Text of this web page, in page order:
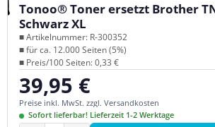
Tonoo® Toner ersetzt Brother
Schwarz XL
■ Artikelnummer: R-300352
■ für ca. 12.000 Seiten (5%)
■ Preis/100 Seiten: 0,33 €
Regulärer Preis:
39,95 €
Preise inkl. MwSt. zzgl. Versandkosten
Sofort lieferbar! Lieferzeit 1-2 Werktage